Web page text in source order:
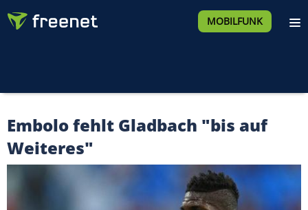
MOBILFUNK
Embolo fehlt Gladbach "bis auf
Weiteres"